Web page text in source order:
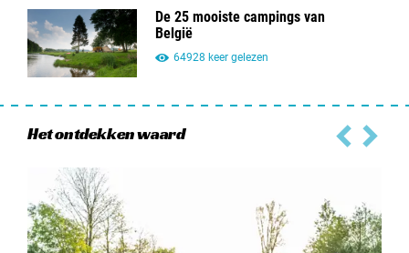
De 25 mooiste campings van
België
64928 keer gelezen
Het ontdekken waard